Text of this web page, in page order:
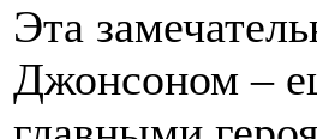
Эта
Джонсоном –